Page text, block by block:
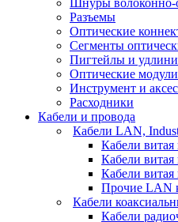
Разъемы
Оптические
Сегменты
Пигтейлы и
Оптические
Инструмент и
Расходники
Кабели и провода
Кабели LAN,
Кабели витая
Кабели витая
Кабели
Прочие LAN
Кабели
Кабели